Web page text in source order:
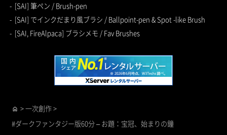
[SAI] 筆ペン / Brush-pen
[SAI] でインクだまり風ブラシ / Ballpoint-pen & Spot -like Brush
[SAI, FireAlpaca] ブラシメモ / Fav Brushes
home >一次創作>
#ダークファンタジー版60分 – お題：宝冠、始まりの鐘